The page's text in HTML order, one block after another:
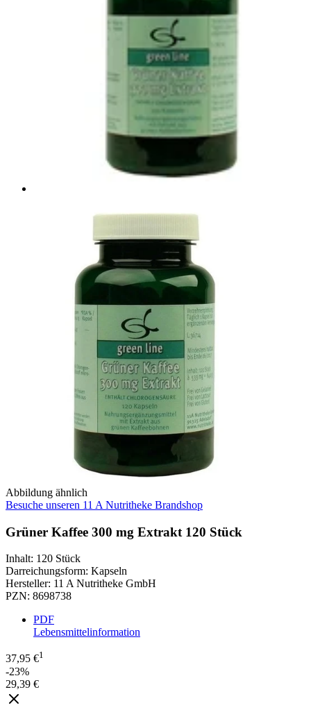
Abbildung ähnlich
Besuche unseren 11 A Nutritheke Brandshop
Grüner Kaffee 300 mg Extrakt 120 Stück
Inhalt: 120 Stück
Darreichungsform: Kapseln
Hersteller: 11 A Nutritheke GmbH
PZN: 8698738
PDF
Lebensmittelinformation
37,95 €1
-23%
29,39 €